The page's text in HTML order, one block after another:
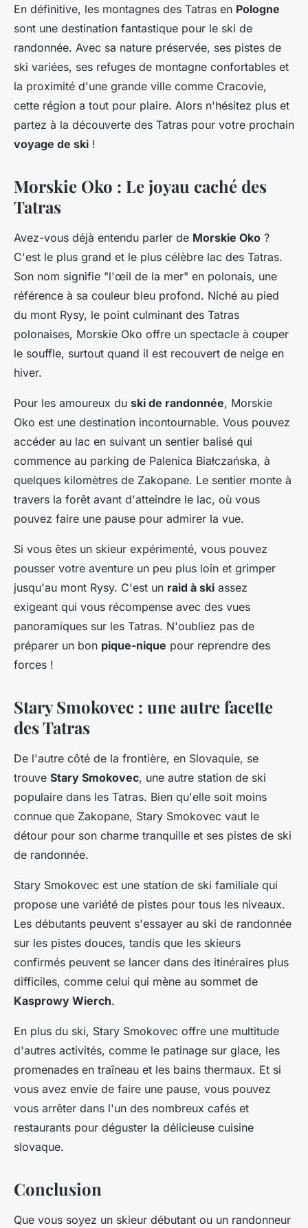
En définitive, les montagnes des Tatras en Pologne
sont une destination fantastique pour le ski de
randonnée. Avec sa nature préservée, ses pistes de
ski variées, ses refuges de montagne confortables et
la proximité d'une grande ville comme Cracovie,
cette région a tout pour plaire. Alors n'hésitez plus et
partez à la découverte des Tatras pour votre prochain
voyage de ski !
Morskie Oko : Le joyau caché des
Tatras
Avez-vous déjà entendu parler de Morskie Oko ?
C'est le plus grand et le plus célèbre lac des Tatras.
Son nom signifie "l'œil de la mer" en polonais, une
référence à sa couleur bleu profond. Niché au pied
du mont Rysy, le point culminant des Tatras
polonaises, Morskie Oko offre un spectacle à couper
le souffle, surtout quand il est recouvert de neige en
hiver.
Pour les amoureux du ski de randonnée, Morskie
Oko est une destination incontournable. Vous pouvez
accéder au lac en suivant un sentier balisé qui
commence au parking de Palenica Białczańska, à
quelques kilomètres de Zakopane. Le sentier monte à
travers la forêt avant d'atteindre le lac, où vous
pouvez faire une pause pour admirer la vue.
Si vous êtes un skieur expérimenté, vous pouvez
pousser votre aventure un peu plus loin et grimper
jusqu'au mont Rysy. C'est un raid à ski assez
exigeant qui vous récompense avec des vues
panoramiques sur les Tatras. N'oubliez pas de
préparer un bon pique-nique pour reprendre des
forces !
Stary Smokovec : une autre facette
des Tatras
De l'autre côté de la frontière, en Slovaquie, se
trouve Stary Smokovec, une autre station de ski
populaire dans les Tatras. Bien qu'elle soit moins
connue que Zakopane, Stary Smokovec vaut le
détour pour son charme tranquille et ses pistes de ski
de randonnée.
Stary Smokovec est une station de ski familiale qui
propose une variété de pistes pour tous les niveaux.
Les débutants peuvent s'essayer au ski de randonnée
sur les pistes douces, tandis que les skieurs
confirmés peuvent se lancer dans des itinéraires plus
difficiles, comme celui qui mène au sommet de
Kasprowy Wierch.
En plus du ski, Stary Smokovec offre une multitude
d'autres activités, comme le patinage sur glace, les
promenades en traîneau et les bains thermaux. Et si
vous avez envie de faire une pause, vous pouvez
vous arrêter dans l'un des nombreux cafés et
restaurants pour déguster la délicieuse cuisine
slovaque.
Conclusion
Que vous soyez un skieur débutant ou un randonneur